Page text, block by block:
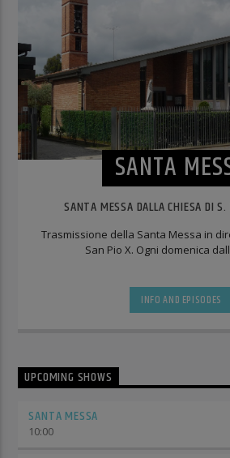
SANTA
SANTA MESSA DALLA CHIESA DI
Trasmissione della Santa Messa in
San Pio X. Ogni domenica
INFO AND EPISODES
UPCOMING SHOWS
SANTA MESSA
10:00